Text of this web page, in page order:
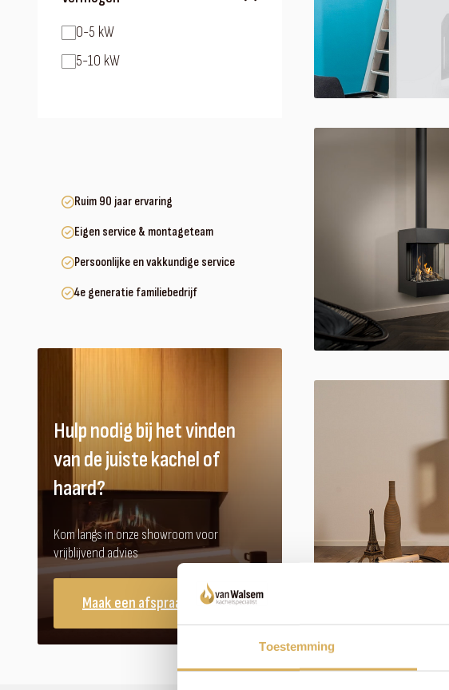
Toestemming
0-5 kW
5-10 kW
Ruim 90 jaar ervaring
Eigen service & montageteam
Persoonlijke en vakkundige service
4e generatie familiebedrijf
Hulp nodig bij het vinden
van de juiste kachel of
haard?
Kom langs in onze showroom voor
vrijblijvend advies
Maak een afspraak